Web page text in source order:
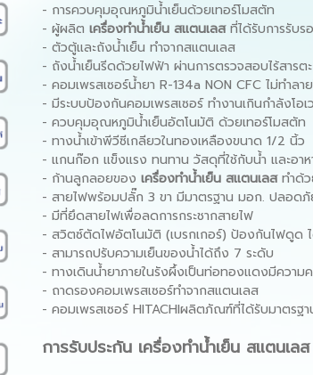
- การควบคุมอุณหภูมิน้ําเย็นด้วยเทอร์โมสตัท
- ผู้ผลิต เครื่องทําน้ําเย็น สแตนเลสที่ได้รับการรับร
- ตัวตู้และถังน้ําเย็น ทำจากสแตนเลส
- ถังน้ําเย็นรีดด้วยไฟฟ้า ผ่านการตรวจสอบไร้สารต
- คอมเพรสเซอร์น้ำยา R-134a NON CFC ไม่ทำ
- มีระบบป้องกันคอมเพรสเซอร์ ทำงานเกินกำลังโอเ
- ควบคุมอุณหภูมิน้ําเย็นอัตโนมัติ ด้วยเทอร์โมสตัท
- ทางน้ำเข้าพีวีซีเกลียวในทองเหลืองขนาด 1/2 นิ้ว
- แกนก๊อก แข็งแรง ทนทาน วัสดุที่ใช้กับน้ํา และอาห
- ก้านลูกลอยของ เครื่องทําน้ําเย็น สแตนเลสทำด้
- สายไฟพร้อมปลั๊ก 3 ขา มีมาตรฐาน มอก. ปลอด
- มีที่ยึดสายไฟเพื่อลดการกระชากสายไฟ
- สวิตซ์ตัดไฟอัตโนมัติ (เบรกเกอร์) ป้องกันไฟดูด
- สามารถปรับความเย็นของน้ําได้ถึง 7 ระดับ
- ทางเดินน้ํายาภายในรังผึ้งเป็นท่อทองแดงมีความ
- ถาดรองคอมเพรสเซอร์ทำจากสแตนเลส
- คอมเพรสเซอร์ HITACHIผลิตภัณฑ์ที่ได้รับมาตรฐ
การรับประกัน เครื่องทําน้ําเย็น สแตนเลส